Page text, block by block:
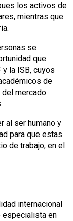
los activos de
mientras que
se
que
la ISB, cuyos
de
mercado
al ser humano y
para que estas
de trabajo, en el
internacional
especialista en